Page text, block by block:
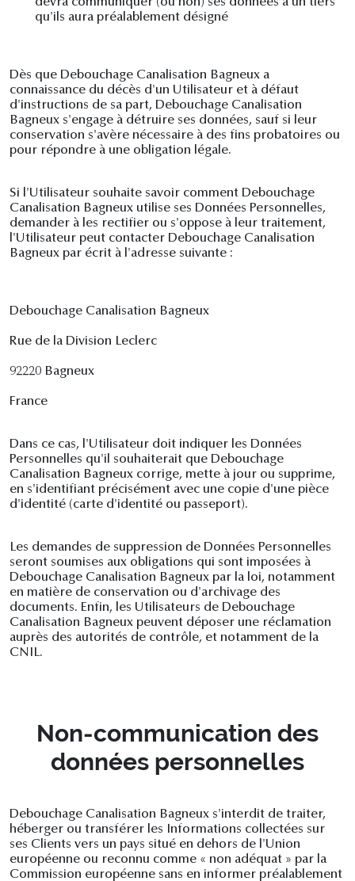
qu'ils aura préalablement désigné
Dès que Debouchage Canalisation Bagneux a
connaissance du décès d'un Utilisateur et à défaut
d'instructions de sa part, Debouchage Canalisation
Bagneux s'engage à détruire ses données, sauf si leur
conservation s'avère nécessaire à des fins probatoires ou
pour répondre à une obligation légale.
Si l'Utilisateur souhaite savoir comment Debouchage
Canalisation Bagneux utilise ses Données Personnelles,
demander à les rectifier ou s'oppose à leur traitement,
l'Utilisateur peut contacter Debouchage Canalisation
Bagneux par écrit à l'adresse suivante :
Debouchage Canalisation Bagneux
Rue de la Division Leclerc
92220 Bagneux
France
Dans ce cas, l'Utilisateur doit indiquer les Données
Personnelles qu'il souhaiterait que Debouchage
Canalisation Bagneux corrige, mette à jour ou supprime,
en s'identifiant précisément avec une copie d'une pièce
d'identité (carte d'identité ou passeport).
Les demandes de suppression de Données Personnelles
seront soumises aux obligations qui sont imposées à
Debouchage Canalisation Bagneux par la loi, notamment
en matière de conservation ou d'archivage des
documents. Enfin, les Utilisateurs de Debouchage
Canalisation Bagneux peuvent déposer une réclamation
auprès des autorités de contrôle, et notamment de la
CNIL.
Non-communication des
données personnelles
Debouchage Canalisation Bagneux s'interdit de traiter,
héberger ou transférer les Informations collectées sur
ses Clients vers un pays situé en dehors de l'Union
européenne ou reconnu comme « non adéquat » par la
Commission européenne sans en informer préalablement